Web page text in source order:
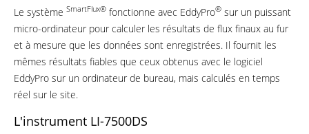
Le système SmartFlux® fonctionne avec EddyPro® sur un puissant
micro-ordinateur pour calculer les résultats de flux finaux au fur
et à mesure que les données sont enregistrées. Il fournit les
mêmes résultats fiables que ceux obtenus avec le logiciel
EddyPro sur un ordinateur de bureau, mais calculés en temps
réel sur le site.
L'instrument LI-7500DS